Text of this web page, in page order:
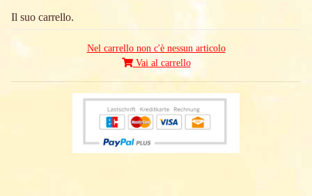
Il suo carrello.
Nel carrello non c'è nessun articolo
Vai al carrello